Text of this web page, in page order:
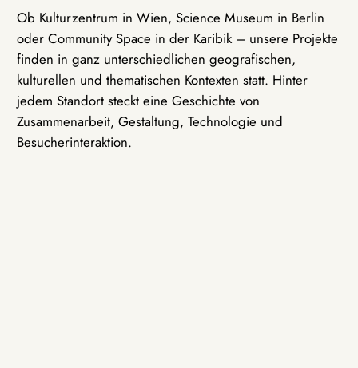
Ob Kulturzentrum in Wien, Science Museum in Berlin
oder Community Space in der Karibik – unsere Projekte
finden in ganz unterschiedlichen geografischen,
kulturellen und thematischen Kontexten statt. Hinter
jedem Standort steckt eine Geschichte von
Zusammenarbeit, Gestaltung, Technologie und
Besucherinteraktion.